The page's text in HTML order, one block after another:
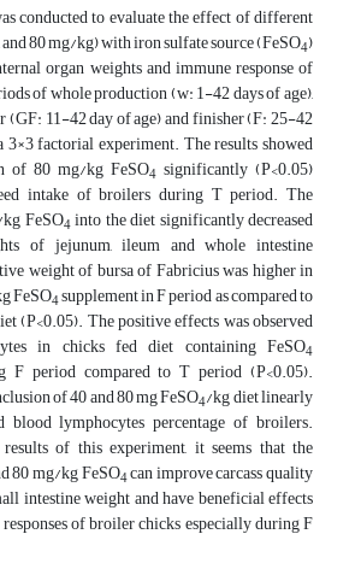
conducted to evaluate the effect of different
80 mg/kg) with iron sulfate source (FeSO4)
organ weights and immune response of
of whole production (w: 1-42 days of age),
(GF: 11-42 day of age) and finisher (F: 25-42
3×3 factorial experiment. The results showed
of 80 mg/kg FeSO4 significantly (P<0.05)
intake of broilers during T period. The
FeSO4into the diet significantly decreased
of jejunum, ileum and whole intestine
weight of bursa of Fabricius was higher in
FeSO4supplement in F period as compared to
(P<0.05). The positive effects was observed
in chicks fed diet containing FeSO4
F period compared to T period (P<0.05).
of 40 and 80 mg FeSO4/kg diet linearly
blood lymphocytes percentage of broilers.
of this experiment, it seems that the
80 mg/kg FeSO4can improve carcass quality
intestine weight and have beneficial effects
of broiler chicks especially during F